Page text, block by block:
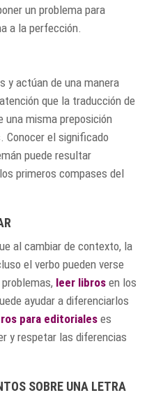
un problema para
a la perfección.
y actúan de una manera
que la traducción de
una misma preposición
Conocer el significado
puede resultar
primeros compases del
al cambiar de contexto, la
el verbo pueden verse
leer libros en los
ayudar a diferenciarlos
para editorialeses
y respetar las diferencias
SOBRE UNA LETRA